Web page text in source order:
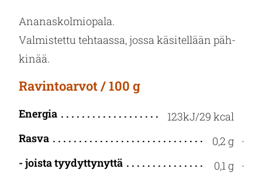
Ana­nas­kol­mio­pa­la.
Val­mis­tet­tu teh­taas­sa, jossa kä­si­tel­lään päh­
ki­nää.
Ravintoarvot / 100 g
Energia
123kJ/29 kcal
Rasva
0,2 g
- joista tyydyttynyttä
0,1 g